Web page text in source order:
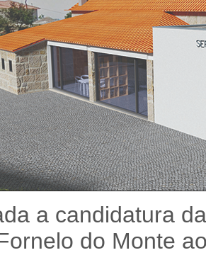
a candidatura
do Monte